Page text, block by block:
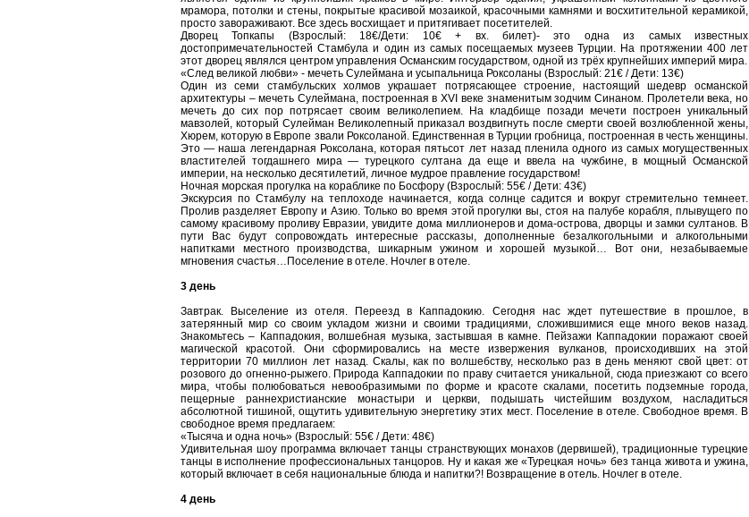
мрамора, потолки и стены, покрытые красивой мозаикой, красочными камнями и восхитительной керамикой,
просто завораживают. Все здесь восхищает и притягивает посетителей.
Дворец Топкапы (Взрослый: 18€/Дети: 10€ + вх. билет)- это одна из самых известных
достопримечательностей Стамбула и один из самых посещаемых музеев Турции. На протяжении 400 лет
этот дворец являлся центром управления Османским государством, одной из трёх крупнейших империй мира.
«След великой любви» - мечеть Сулеймана и усыпальница Роксоланы (Взрослый: 21€ / Дети: 13€)
Один из семи стамбульских холмов украшает потрясающее строение, настоящий шедевр османской
архитектуры – мечеть Сулеймана, построенная в XVI веке знаменитым зодчим Синаном. Пролетели века, но
мечеть до сих пор потрясает своим великолепием. На кладбище позади мечети построен уникальный
мавзолей, который Сулейман Великолепный приказал воздвигнуть после смерти своей возлюбленной жены,
Хюрем, которую в Европе звали Роксоланой. Единственная в Турции гробница, построенная в честь женщины.
Это — наша легендарная Роксолана, которая пятьсот лет назад пленила одного из самых могущественных
властителей тогдашнего мира — турецкого султана да еще и ввела на чужбине, в мощный Османской
империи, на несколько десятилетий, личное мудрое правление государством!
Ночная морская прогулка на кораблике по Босфору (Взрослый: 55€ / Дети: 43€)
Экскурсия по Стамбулу на теплоходе начинается, когда солнце садится и вокруг стремительно темнеет.
Пролив разделяет Европу и Азию. Только во время этой прогулки вы, стоя на палубе корабля, плывущего по
самому красивому проливу Евразии, увидите дома миллионеров и дома-острова, дворцы и замки султанов. В
пути Вас будут сопровождать интересные рассказы, дополненные безалкогольными и алкогольными
напитками местного производства, шикарным ужином и хорошей музыкой… Вот они, незабываемые
мгновения счастья…Поселение в отеле. Ночлег в отеле.
3 день
Завтрак. Выселение из отеля. Переезд в Каппадокию. Сегодня нас ждет путешествие в прошлое, в
затерянный мир со своим укладом жизни и своими традициями, сложившимися еще много веков назад.
Знакомьтесь – Каппадокия, волшебная музыка, застывшая в камне. Пейзажи Каппадокии поражают своей
магической красотой. Они сформировались на месте извержения вулканов, происходивших на этой
территории 70 миллион лет назад. Скалы, как по волшебству, несколько раз в день меняют свой цвет: от
розового до огненно-рыжего. Природа Каппадокии по праву считается уникальной, сюда приезжают со всего
мира, чтобы полюбоваться невообразимыми по форме и красоте скалами, посетить подземные города,
пещерные раннехристианские монастыри и церкви, подышать чистейшим воздухом, насладиться
абсолютной тишиной, ощутить удивительную энергетику этих мест. Поселение в отеле. Свободное время. В
свободное время предлагаем:
«Тысяча и одна ночь» (Взрослый: 55€ / Дети: 48€)
Удивительная шоу программа включает танцы странствующих монахов (дервишей), традиционные турецкие
танцы в исполнение профессиональных танцоров. Ну и какая же «Турецкая ночь» без танца живота и ужина,
который включает в себя национальные блюда и напитки?! Возвращение в отель. Ночлег в отеле.
4 день